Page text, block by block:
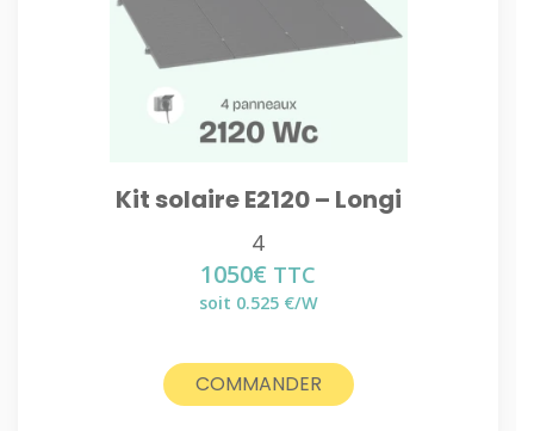
Kit solaire E2120 – Longi
4
1050€ TTC
soit 0.525 €/W
COMMANDER